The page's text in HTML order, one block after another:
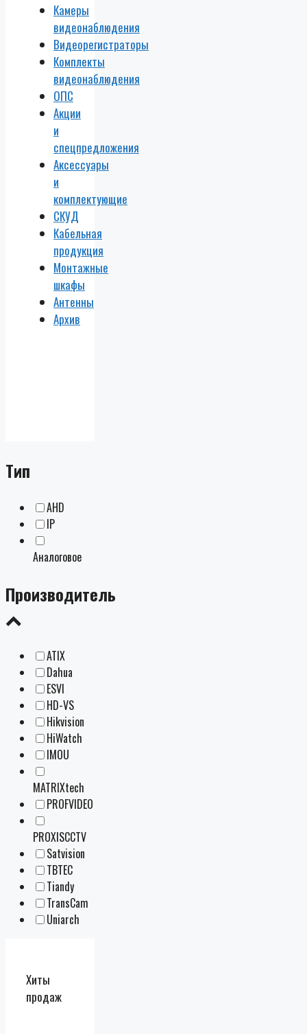
Камеры
видеонаблюдения
Видеорегистраторы
Комплекты
видеонаблюдения
ОПС
Акции
и
спецпредложения
Аксессуары
и
комплектующие
СКУД
Кабельная
продукция
Монтажные
шкафы
Антенны
Архив
Тип
AHD
IP
Аналоговое
Производитель
ATIX
Dahua
ESVI
HD-VS
Hikvision
HiWatch
IMOU
MATRIXtech
PROFVIDEO
PROXISCCTV
Satvision
TBTEC
Tiandy
TransCam
Uniarch
Хиты
продаж